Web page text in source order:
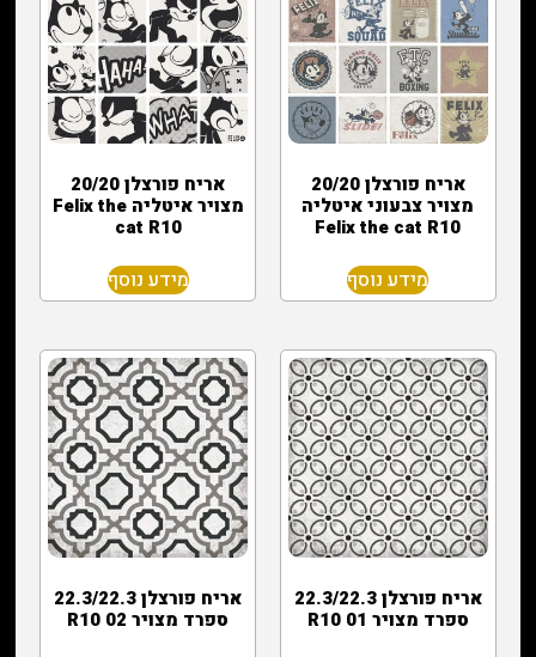
אריח פורצלן 20/20
מצויר צבעוני איטליה
Felix the cat R10
מידע נוסף
אריח פורצלן 20/20
מצויר איטליה Felix the
cat R10
מידע נוסף
אריח פורצלן 22.3/22.3
ספרד מצויר R10 01
אריח פורצלן 22.3/22.3
ספרד מצויר R10 02